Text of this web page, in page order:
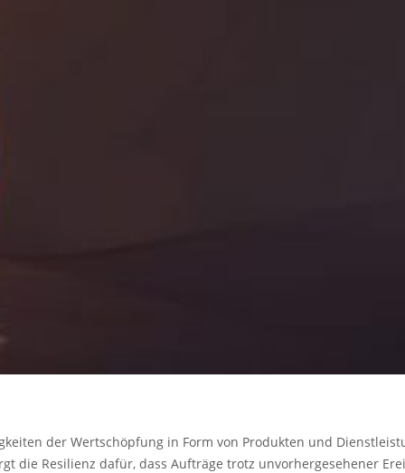
der Wertschöpfung in Form von Produkten und
Resilienz dafür, dass Aufträge trotz unvorhergesehener